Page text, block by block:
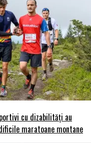
cu dizabilități au
maratoane montane